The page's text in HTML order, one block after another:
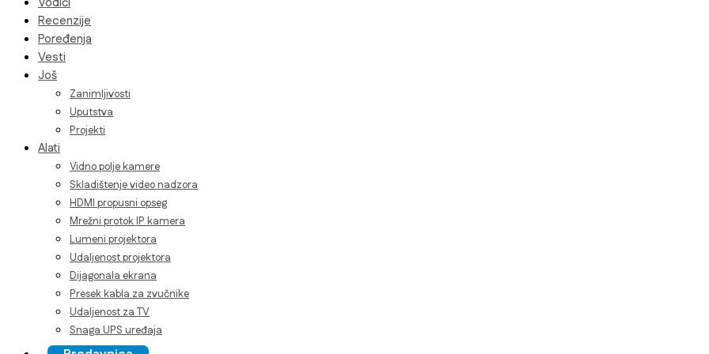
Recenzije
Poređenja
Vesti
Još
Zanimljivosti
Uputstva
Projekti
Alati
Vidno polje kamere
Skladištenje video nadzora
HDMI propusni opseg
Mrežni protok IP kamera
Lumeni projektora
Udaljenost projektora
Dijagonala ekrana
Presek kabla za zvučnike
Udaljenost za TV
Snaga UPS uređaja